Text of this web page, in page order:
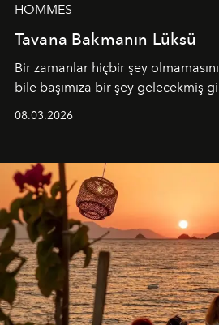
HOMMES
Tavana Bakmanın Lüksü
Bir zamanlar hiçbir şey
bile başımıza bir şey gelecekmiş
08.03.2026